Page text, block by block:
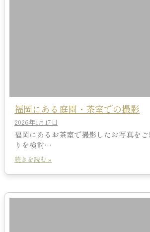
福岡にある庭園・茶室での撮影
2026年1月17日
福岡にあるお茶室で撮影したお写真を
りを検討…
続きを読む »